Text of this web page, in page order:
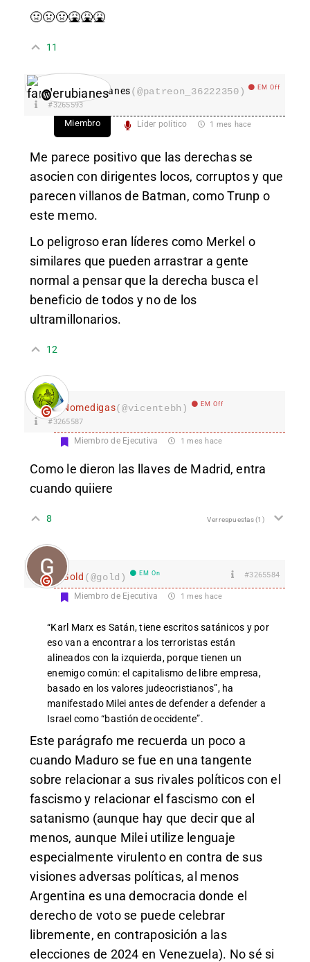
🤢🤢🤢🤮🤮🤮
11
fanderubianes(@patreon_36222350) EM Off
#3265593
Miembro Líder político 1 mes hace
Me parece positivo que las derechas se
asocien con dirigentes locos, corruptos y que
parecen villanos de Batman, como Trunp o
este memo.
Lo peligroso eran líderes como Merkel o
similares que pueden arrastrar a gente
normal a pensar que la derecha busca el
beneficio de todos y no de los
ultramillonarios.
12
Nomedigas(@vicentebh) EM Off
#3265587
Miembro de Ejecutiva 1 mes hace
Como le dieron las llaves de Madrid, entra
cuando quiiere
8 Ver respuestas(1)
Gold (@gold) EM On #3265584
Miembro de Ejecutiva 1 mes hace
“Karl Marx es Satán, tiene escritos satánicos y por
eso van a encontrar a los terroristas están
alineados con la izquierda, porque tienen un
enemigo común: el capitalismo de libre empresa,
basado en los valores judeocristianos”, ha
manifestado Milei antes de defender a defender a
Israel como “bastión de occidente”.
Este parágrafo me recuerda un poco a
cuando Maduro se fue en una tangente
sobre relacionar a sus rivales políticos con el
fascismo y relacionar el fascismo con el
satanismo (aunque hay que decir que al
menos, aunque Milei utilize lenguaje
especialmente virulento en contra de sus
visiones adversas políticas, al menos
Argentina es una democracia donde el
derecho de voto se puede celebrar
libremente, en contraposición a las
elecciones de 2024 en Venezuela). No sé si